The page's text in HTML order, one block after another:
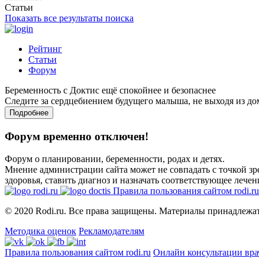
Статьи
Показать все результаты поиска
Рейтинг
Статьи
Форум
Беременность с Доктис ещё спокойнее и безопаснее
Следите за сердцебиением будущего малыша, не выходя из
Подробнее
Форум временно отключен!
Форум о планировании, беременности, родах и детях.
Мнение администрации сайта может не совпадать с точкой
здоровья, ставить диагноз и назначать соответствующее
Правила пользования сайтом rodi.ru
© 2020 Rodi.ru. Все права защищены. Материалы
Методика оценок Рекламодателям
Правила пользования сайтом rodi.ru Онлайн консультации